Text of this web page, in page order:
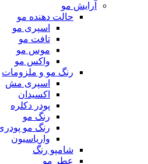
آرایش مو
حالت دهنده مو
اسپری مو
تافت مو
موس مو
واکس مو
رنگ مو و ملزومات
اسپری مش
اکسیدان
پودر دکلره
رنگ مو
رنگ مو پودری
واریاسیون
شامپو رنگ
عطر مو